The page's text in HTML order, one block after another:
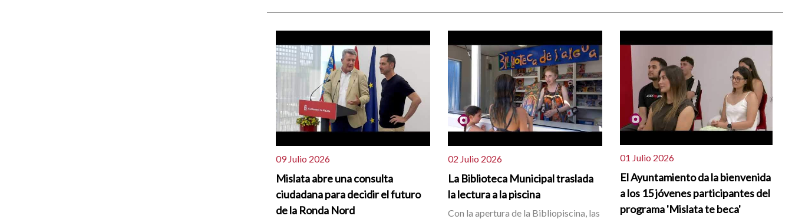
09 Julio 2026
Mislata abre una consulta
ciudadana para decidir el futuro
de la Ronda Nord
02 Julio 2026
La Biblioteca Municipal traslada
la lectura a la piscina
Con la apertura de la Bibliopiscina, las
01 Julio 2026
El Ayuntamiento da la bienvenida
a los 15 jóvenes participantes del
programa 'Mislata te beca'